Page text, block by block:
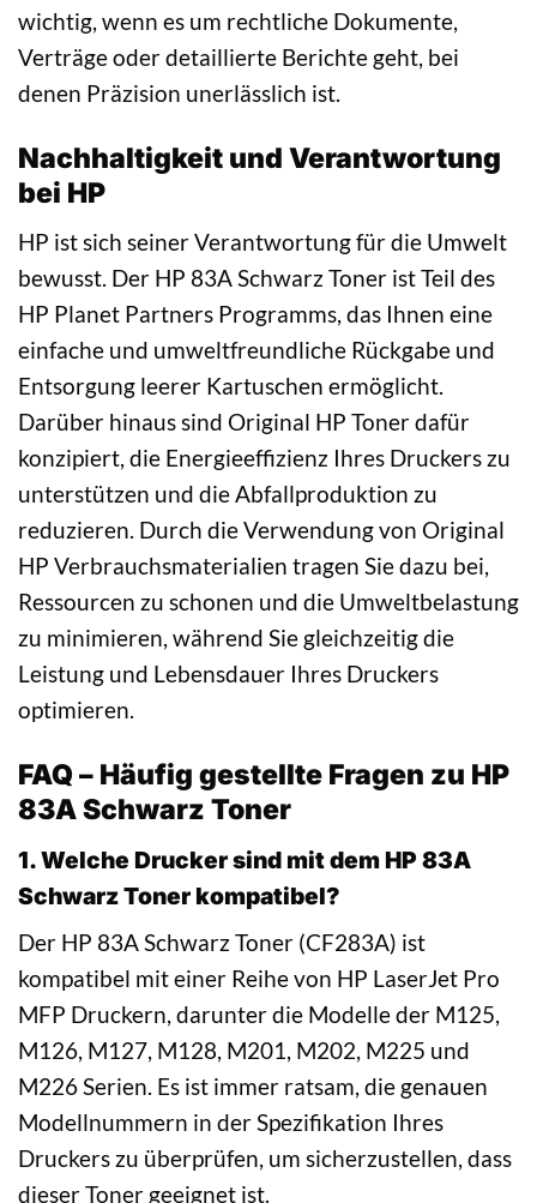
wichtig, wenn es um rechtliche Dokumente,
Verträge oder detaillierte Berichte geht, bei
denen Präzision unerlässlich ist.
Nachhaltigkeit und Verantwortung
bei HP
HP ist sich seiner Verantwortung für die Umwelt
bewusst. Der HP 83A Schwarz Toner ist Teil des
HP Planet Partners Programms, das Ihnen eine
einfache und umweltfreundliche Rückgabe und
Entsorgung leerer Kartuschen ermöglicht.
Darüber hinaus sind Original HP Toner dafür
konzipiert, die Energieeffizienz Ihres Druckers zu
unterstützen und die Abfallproduktion zu
reduzieren. Durch die Verwendung von Original
HP Verbrauchsmaterialien tragen Sie dazu bei,
Ressourcen zu schonen und die Umweltbelastung
zu minimieren, während Sie gleichzeitig die
Leistung und Lebensdauer Ihres Druckers
optimieren.
FAQ – Häufig gestellte Fragen zu HP
83A Schwarz Toner
1. Welche Drucker sind mit dem HP 83A
Schwarz Toner kompatibel?
Der HP 83A Schwarz Toner (CF283A) ist
kompatibel mit einer Reihe von HP LaserJet Pro
MFP Druckern, darunter die Modelle der M125,
M126, M127, M128, M201, M202, M225 und
M226 Serien. Es ist immer ratsam, die genauen
Modellnummern in der Spezifikation Ihres
Druckers zu überprüfen, um sicherzustellen, dass
dieser Toner geeignet ist.